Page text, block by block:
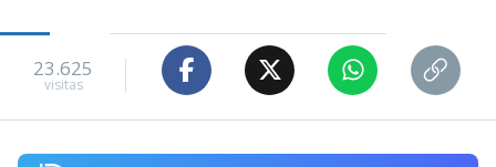
23.625
visitas